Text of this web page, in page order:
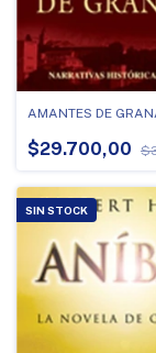
AMANTES DE
$29.700,00
SIN STOCK